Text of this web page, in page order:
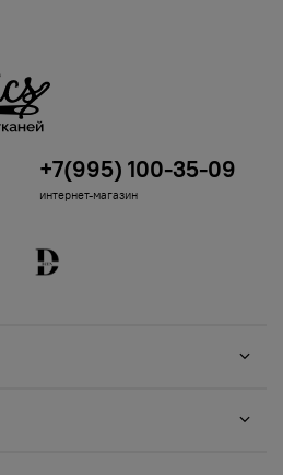
+7(995) 100-35-09
интернет-магазин